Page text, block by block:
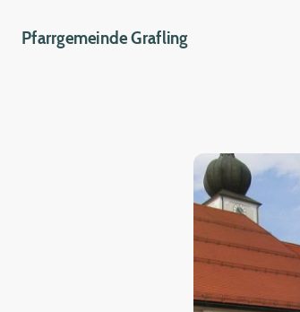
Pfarrgemeinde Grafling